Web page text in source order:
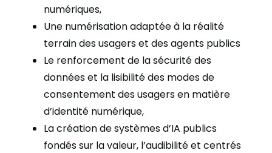
numériques,
Une numérisation adaptée à la réalité
terrain des usagers et des agents publics
Le renforcement de la sécurité des
données et la lisibilité des modes de
consentement des usagers en matière
d’identité numérique,
La création de systèmes d’IA publics
fondés sur la valeur, l’audibilité et centrés